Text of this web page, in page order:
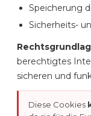
Speicherung
Sicherheits-
berechtigtes
sicheren und
Diese Cookies